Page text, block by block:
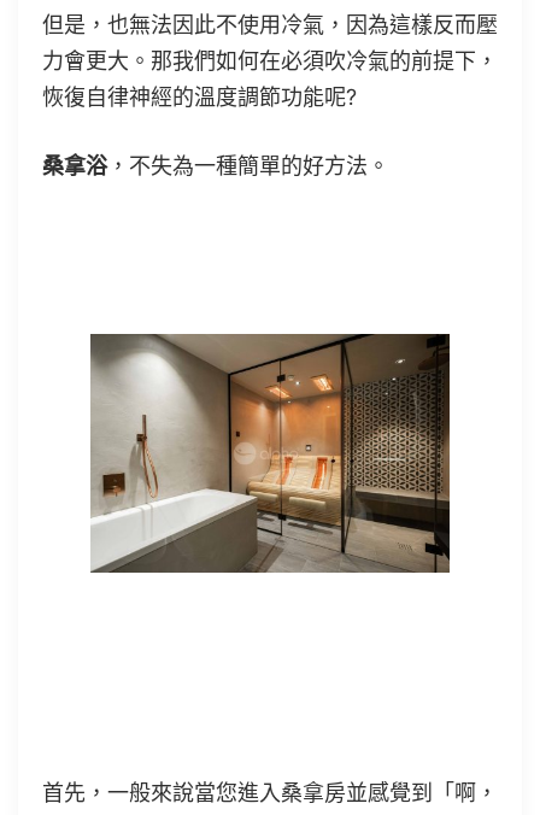
但是，也無法因此不使用冷氣，因為這樣反而壓
力會更大。那我們如何在必須吹冷氣的前提下，
恢復自律神經的溫度調節功能呢?
桑拿浴，不失為一種簡單的好方法。
首先，一般來說當您進入桑拿房並感覺到「啊，